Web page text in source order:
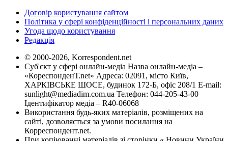
Договір користування сайтом
Політика у сфері конфіденційності і персональних даних
Угода щодо користування
Редакція
© 2000-2026, Korrespondent.net
Суб'єкт у сфері онлайн-медіа Назва онлайн-медіа –
«КореспонденТ.net» Адреса: 02091, місто Київ,
ХАРКІВСЬКЕ ШОСЕ, будинок 172-Б, офіс 208/1 E-mail:
sunlight@mediadim.com.ua Телефон: 044-205-43-00
Ідентифікатор медіа – R40-06068
Використання будь-яких матеріалів, розміщених на
сайті, дозволяється за умови посилання на
Корреспондент.net.